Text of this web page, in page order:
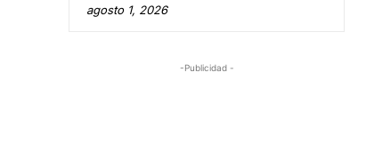
agosto 1, 2026
-Publicidad -